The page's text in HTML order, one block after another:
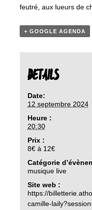
feutré, aux lueurs de
+ GOOGLE AGENDA
DETAILS
Date:
12 septembre 2024
Heure :
20:30
Prix :
8€ à 12€
Catégorie
musique live
Site web :
https://
camille-